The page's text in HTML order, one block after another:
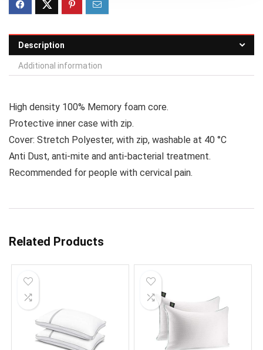
Description
Additional information
High density 100% Memory foam core.
Protective inner case with zip.
Cover: Stretch Polyester, with zip, washable at 40 °C
Anti Dust, anti-mite and anti-bacterial treatment.
Recommended for people with cervical pain.
Related Products